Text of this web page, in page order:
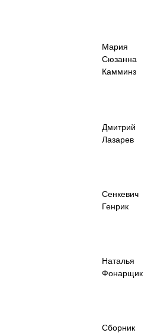
Мария
Сюзанна
Камминз
Дмитрий
Лазарев
Сенкевич
Генрик
Наталья
Фонарщик
Сборник